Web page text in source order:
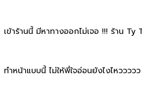
เข้าร้านนี้ มีหาทางออกไม่เจอ !!! ร้าน
ทำหน้าแบบนี้ ไม่ให้พี่ใจอ่อนยังไงไหววววว